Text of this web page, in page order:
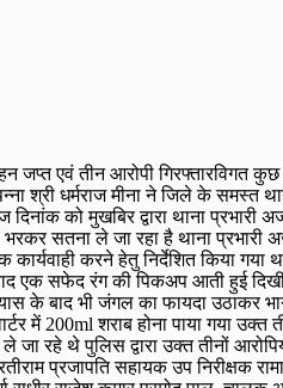
एवं तीन आरोपी गिरफ्तारविगत
श्री धर्मराज मीना ने जिले के समस्त
को मुखबिर द्वारा थाना
सतना ले जा रहा है थाना प्रभारी
करने हेतु निर्देशित किया
एक सफेद रंग की पिकअप आती हुई
के बाद भी जंगल का फायदा उठाकर
में 200ml शराब होना पाया गया
रहे थे पुलिस द्वारा उक्त तीनों
प्रजापति सहायक उप